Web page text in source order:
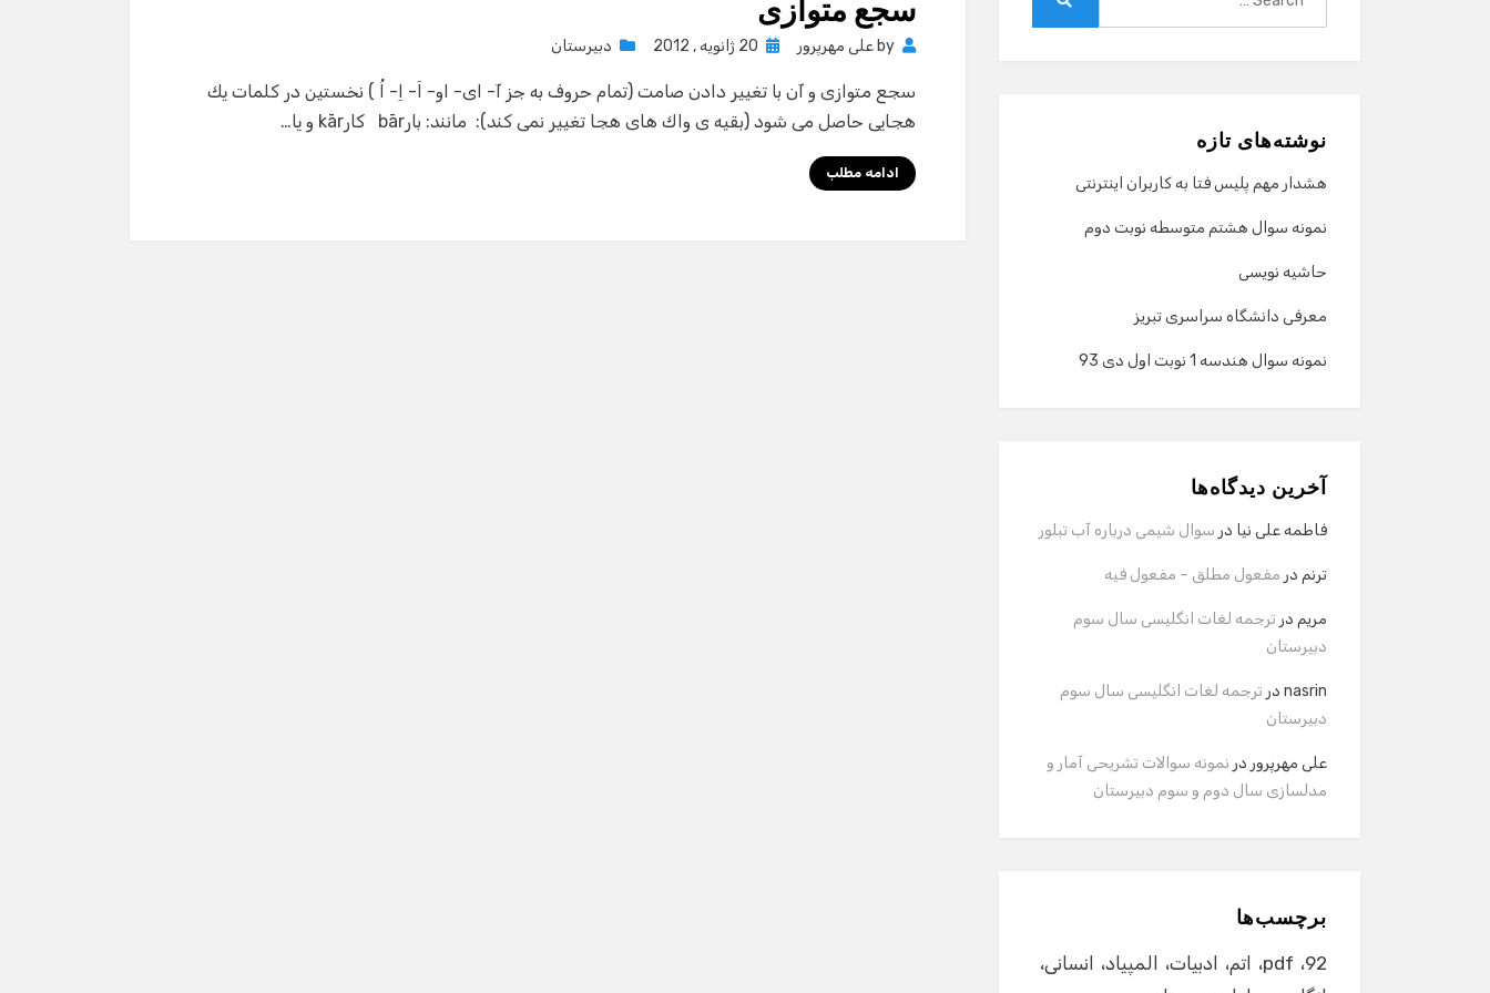
سجع متوازی
by علی مهرپرور
Posted
20 ژانویه , 2012 دبیرستان
سجع متوازی و آن با تغییر دادن صامت (تمام حروف به جز آ- ای- او- اَ- اِ- اُ ) نخستین در كلمات یك
هجایی حاصل می شود (بقیه ی واك های هجا تغییر نمی كند): مانند: بارbār كارkār و یا…
ادامه مطلب
نوشته‌های تازه
هشدار مهم پلیس فتا به کاربران اینترنتی
نمونه سوال هشتم متوسطه نوبت دوم
حاشیه نویسی
معرفی دانشگاه سراسری تبریز
نمونه سوال هندسه 1 نوبت اول دی 93
آخرین دیدگاه‌ها
فاطمه علی نیا در سوال شیمی درباره آب تبلور
ترنم در مفعول مطلق – مفعول فیه
مریم در ترجمه لغات انگلیسی سال سوم
دبیرستان
nasrin در ترجمه لغات انگلیسی سال سوم
دبیرستان
علی مهرپرور در نمونه سوالات تشریحی آمار و
مدلسازی سال دوم و سوم دبیرستان
برچسب‌ها
92
pdf اتم ادبیات المپیاد
انسانی